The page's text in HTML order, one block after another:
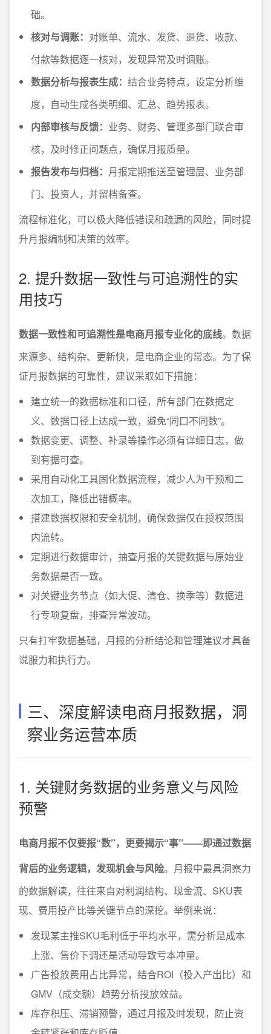
础。
核对与调账： 对账单、流水、发货、退货、收款、
付款等数据逐一核对，发现异常及时调账。
数据分析与报表生成： 结合业务特点，设定分析维
度，自动生成各类明细、汇总、趋势报表。
内部审核与反馈： 业务、财务、管理多部门联合审
核，及时修正问题点，确保月报质量。
报告发布与归档： 月报定期推送至管理层、业务部
门、投资人，并留档备查。
流程标准化，可以极大降低错误和疏漏的风险，同时提
升月报编制和决策的效率。
2. 提升数据一致性与可追溯性的实
用技巧
数据一致性和可追溯性是电商月报专业化的底线。数据
来源多、结构杂、更新快，是电商企业的常态。为了保
证月报数据的可靠性，建议采取如下措施：
建立统一的数据标准和口径，所有部门在数据定
义、数据口径上达成一致，避免“同口不同数”。
数据变更、调整、补录等操作必须有详细日志，做
到有据可查。
采用自动化工具固化数据流程，减少人为干预和二
次加工，降低出错概率。
搭建数据权限和安全机制，确保数据仅在授权范围
内流转。
定期进行数据审计，抽查月报的关键数据与原始业
务数据是否一致。
对关键业务节点（如大促、清仓、换季等）数据进
行专项复盘，排查异常波动。
只有打牢数据基础，月报的分析结论和管理建议才具备
说服力和执行力。
三、深度解读电商月报数据，洞
察业务运营本质
1. 关键财务数据的业务意义与风险
预警
电商月报不仅要报“数”，更要揭示“事”——即通过数据
背后的业务逻辑，发现机会与风险。月报中最具洞察力
的数据解读，往往来自对利润结构、现金流、SKU表
现、费用投产比等关键节点的深挖。举例来说：
发现某主推SKU毛利低于平均水平，需分析是成本
上涨、售价下调还是活动导致亏本冲量。
广告投放费用占比异常，结合ROI（投入产出比）和
GMV（成交额）趋势分析投放效益。
库存积压、滞销预警，通过月报及时发现，防止资